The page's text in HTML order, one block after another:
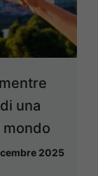
una
mondo
2025